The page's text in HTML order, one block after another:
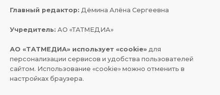
Главный редактор: Дёмина Алёна Сергеевна
Учредитель: АО «ТАТМЕДИА»
АО «ТАТМЕДИА» использует «cookie» для
персонализации сервисов и удобства пользователей
сайтом. Использование «cookie» можно отменить в
настройках браузера.